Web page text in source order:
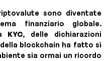
sono diventate
finanziario globale.
KYC, delle dichiarazioni
blockchain ha fatto sì
sia ormai un ricordo